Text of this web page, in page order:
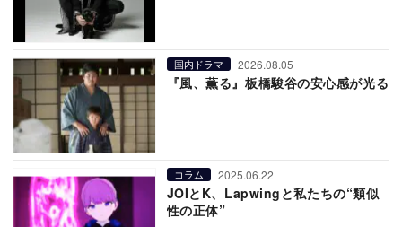
国内ドラマ 2026.08.05
『風、薫る』板橋駿谷の安心感が光る
コラム 2025.06.22
JOIとK、Lapwingと私たちの“類似
性の正体”